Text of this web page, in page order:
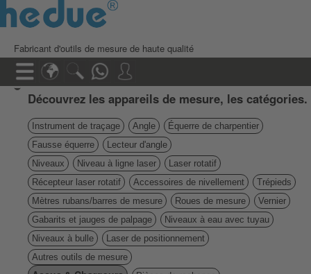
Fabricant d'outils de mesure de haute qualité
Découvrez les appareils de mesure, les catégories.
Instrument de traçage Angle
Équerre de charpentier
Fausse équerre
Lecteur d'angle
Niveaux
Niveau à ligne laser
Laser rotatif
Récepteur laser rotatif
Accessoires de nivellement
Trépieds
Mètres rubans/barres de mesure
Roues de mesure
Vernier
Gabarits et jauges de palpage
Niveaux à eau avec tuyau
Niveaux à bulle
Laser de positionnement
Autres outils de mesure